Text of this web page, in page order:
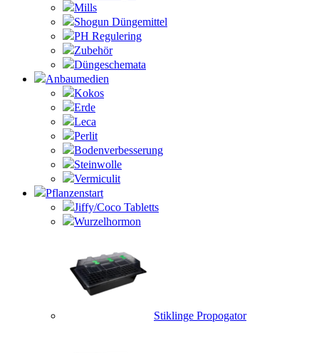
Mills
Shogun Düngemittel
PH Regulering
Zubehör
Düngeschemata
Anbaumedien
Kokos
Erde
Leca
Perlit
Bodenverbesserung
Steinwolle
Vermiculit
Pflanzenstart
Jiffy/Coco Tabletts
Wurzelhormon
Stiklinge Propogator